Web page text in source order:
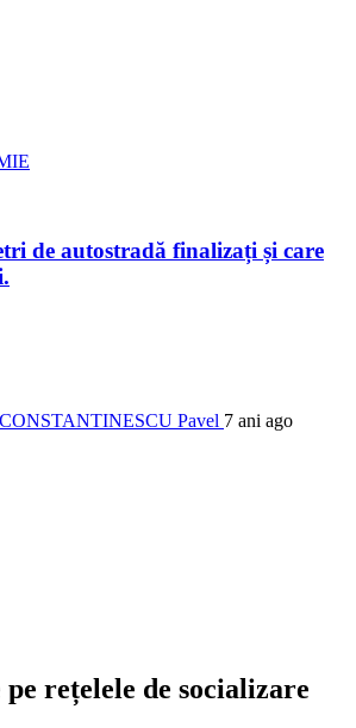
de autostradă finalizați și care
CONSTANTINESCU Pavel 7 ani ago
rețelele de socializare